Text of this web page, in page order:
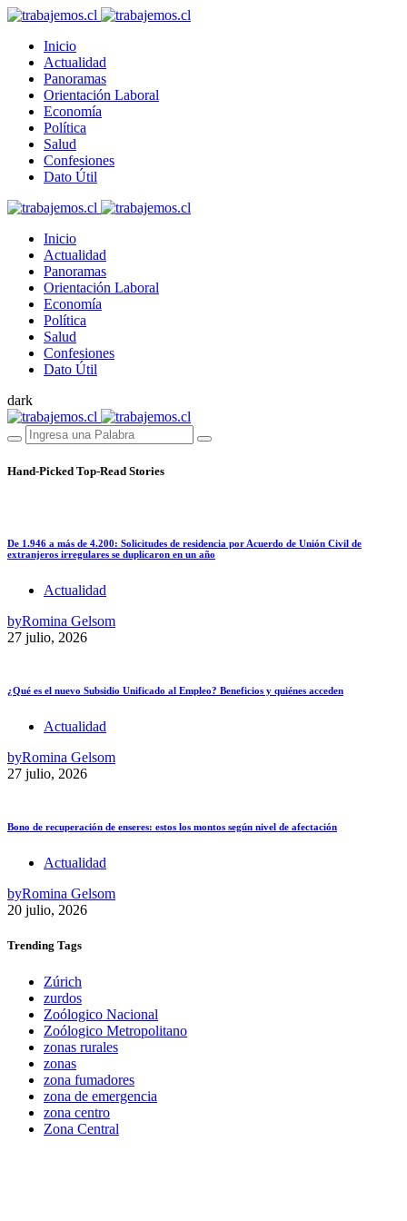
Inicio
Actualidad
Panoramas
Orientación Laboral
Economía
Política
Salud
Confesiones
Dato Útil
Inicio
Actualidad
Panoramas
Orientación Laboral
Economía
Política
Salud
Confesiones
Dato Útil
dark
Hand-Picked Top-Read Stories
De 1.946 a más de 4.200: Solicitudes de residencia por Acuerdo de Unión Civil de
extranjeros irregulares se duplicaron en un año
Actualidad
byRomina Gelsom
27 julio, 2026
¿Qué es el nuevo Subsidio Unificado al Empleo? Beneficios y quiénes acceden
Actualidad
byRomina Gelsom
27 julio, 2026
Bono de recuperación de enseres: estos los montos según nivel de afectación
Actualidad
byRomina Gelsom
20 julio, 2026
Trending Tags
Zúrich
zurdos
Zoólogico Nacional
Zoólogico Metropolitano
zonas rurales
zonas
zona fumadores
zona de emergencia
zona centro
Zona Central